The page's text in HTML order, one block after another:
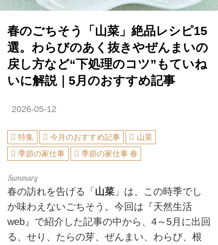
春のごちそう「山菜」絶品レシピ15
選。わらびのあく抜きやぜんまいの
戻し方など“下処理のコツ”もていね
いに解説｜5月のおすすめ記事
2026-05-12
特集 今月のおすすめ記事
山菜
季節の家仕事
季節の家仕事 春
春の訪れを告げる「山菜 」は、この時季でし
か味わえないごちそう。今回は『天然生活
web』で紹介した記事の中から、4～5月に出回
る、せり、たらの芽、ぜんまい、わらび、根